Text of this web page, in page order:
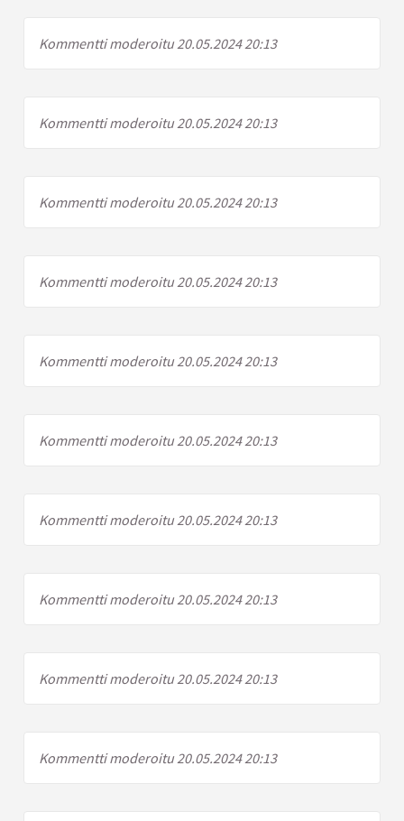
Kommentti moderoitu 20.05.2024 20:13
Kommentti moderoitu 20.05.2024 20:13
Kommentti moderoitu 20.05.2024 20:13
Kommentti moderoitu 20.05.2024 20:13
Kommentti moderoitu 20.05.2024 20:13
Kommentti moderoitu 20.05.2024 20:13
Kommentti moderoitu 20.05.2024 20:13
Kommentti moderoitu 20.05.2024 20:13
Kommentti moderoitu 20.05.2024 20:13
Kommentti moderoitu 20.05.2024 20:13